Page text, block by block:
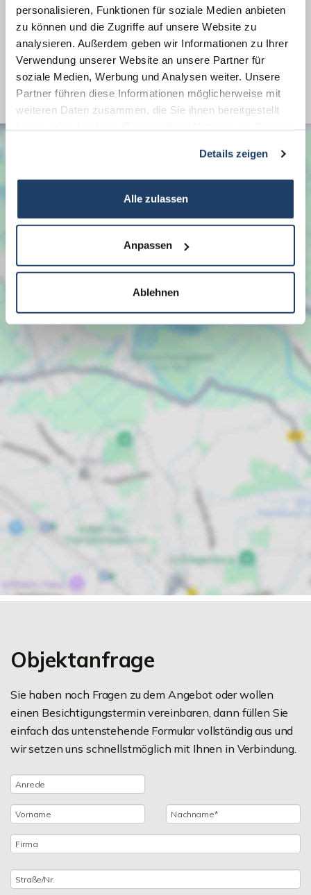
personalisieren, Funktionen für soziale Medien anbieten
zu können und die Zugriffe auf unsere Website zu
analysieren. Außerdem geben wir Informationen zu Ihrer
Verwendung unserer Website an unsere Partner für
soziale Medien, Werbung und Analysen weiter. Unsere
Partner führen diese Informationen möglicherweise mit
weiteren Daten zusammen, die Sie ihnen bereitgestellt
Details zeigen
Alle zulassen
Anpassen
Ablehnen
Energieausweis Werteklasse
A_PLUS
Energieausweis Baujahr
2019
Energieausweis Gebäudeart
Wohngebäude
Befeuerung
Elektro
Objektanfrage
Sie haben noch Fragen zu dem Angebot oder wollen
einen Besichtigungstermin vereinbaren, dann füllen Sie
einfach das untenstehende Formular vollständig aus und
wir setzen uns schnellstmöglich mit Ihnen in Verbindung.